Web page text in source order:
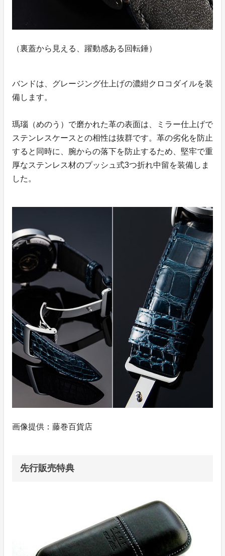
（裏蓋から見える、躍動感ある回転錘）
バンドは、グレージング仕上げの濃紺クロコダイルを装
備します。
瑪瑙（めのう）で磨かれた革の表面は、ミラー仕上げで
ステンレスケースとの相性は抜群です。革の劣化を防止
すると同時に、腕からの落下を防止するため、堅牢で重
厚なステンレス材のプッシュ式3つ折れ中留を装備しま
した。
画像提供：藤巻百貨店
先行販売特典